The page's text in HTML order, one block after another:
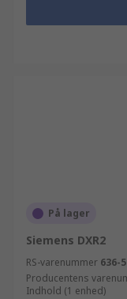
På lager
Siemens DXR2
RS-varenummer 636-
Producentens
Indhold (1 enhed)